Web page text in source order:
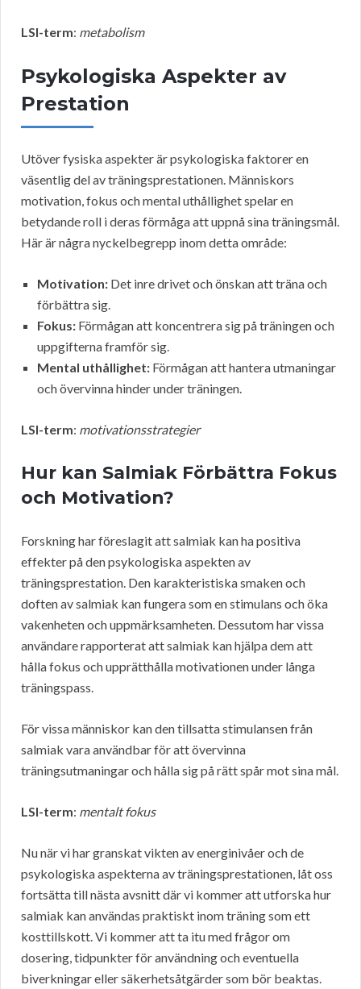
LSI-term: metabolism
Psykologiska Aspekter av
Prestation
Utöver fysiska aspekter är psykologiska faktorer en
väsentlig del av träningsprestationen. Människors
motivation, fokus och mental uthållighet spelar en
betydande roll i deras förmåga att uppnå sina träningsmål.
Här är några nyckelbegrepp inom detta område:
Motivation: Det inre drivet och önskan att träna och
förbättra sig.
Fokus: Förmågan att koncentrera sig på träningen och
uppgifterna framför sig.
Mental uthållighet: Förmågan att hantera utmaningar
och övervinna hinder under träningen.
LSI-term: motivationsstrategier
Hur kan Salmiak Förbättra Fokus
och Motivation?
Forskning har föreslagit att salmiak kan ha positiva
effekter på den psykologiska aspekten av
träningsprestation. Den karakteristiska smaken och
doften av salmiak kan fungera som en stimulans och öka
vakenheten och uppmärksamheten. Dessutom har vissa
användare rapporterat att salmiak kan hjälpa dem att
hålla fokus och upprätthålla motivationen under långa
träningspass.
För vissa människor kan den tillsatta stimulansen från
salmiak vara användbar för att övervinna
träningsutmaningar och hålla sig på rätt spår mot sina mål.
LSI-term: mentalt fokus
Nu när vi har granskat vikten av energinivåer och de
psykologiska aspekterna av träningsprestationen, låt oss
fortsätta till nästa avsnitt där vi kommer att utforska hur
salmiak kan användas praktiskt inom träning som ett
kosttillskott. Vi kommer att ta itu med frågor om
dosering, tidpunkter för användning och eventuella
biverkningar eller säkerhetsåtgärder som bör beaktas.